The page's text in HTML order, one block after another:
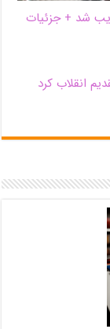
شد + جزئیات